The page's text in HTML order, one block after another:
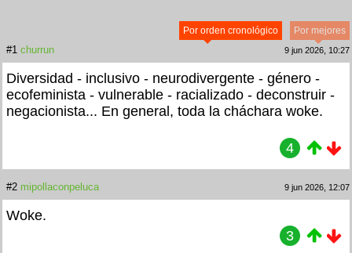
Por mejores
Por orden cronológico
#1 churrun 9 jun 2026, 10:27
Diversidad - inclusivo - neurodivergente - género -
ecofeminista - vulnerable - racializado - deconstruir -
negacionista... En general, toda la cháchara woke.
4
#2 mipollaconpeluca 9 jun 2026, 12:07
Woke.
3